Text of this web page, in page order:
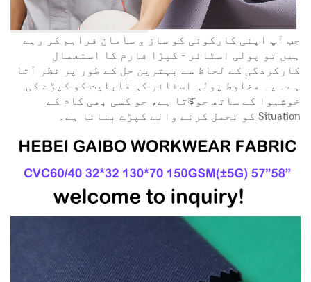
جب آپ اپنی کارکونی کو ساز و سامان فراہم کر رہے
ہیں تو پولی اسٹائر - کپڑا فارم کا استعمال
کارکردگی کے لحاظ سے بہترین حل کے طور پر نظر آتا
ہے۔ یہ مخلوط پولی اسٹائر کی قابلیت کو کپڑے کی
خوشہوا کے ساتھ جوड़تا ہے، جو کسی بھی کام کے
Situation کو تحمل کرنے والے کپڑے بناتا ہے۔